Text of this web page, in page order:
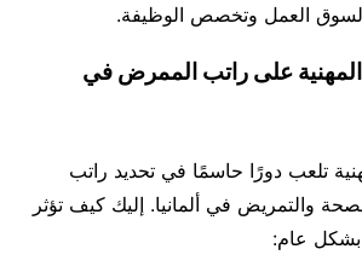
والسوق العمل وتخصص الوظيفة.
المهنية على راتب الممرض في
تلعب دورًا حاسمًا في تحديد راتب
والتمريض في ألمانيا. إليك كيف تؤثر
بشكل عام: